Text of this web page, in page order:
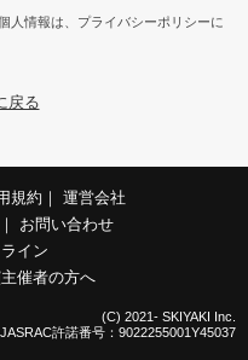
人情報は、プライバシーポリシーに
戻る
規約
運営会社
お問い合わせ
イン
催者の方へ
(C) 2021- SKIYAKI Inc.
JASRAC許諾番号：9022255001Y45037